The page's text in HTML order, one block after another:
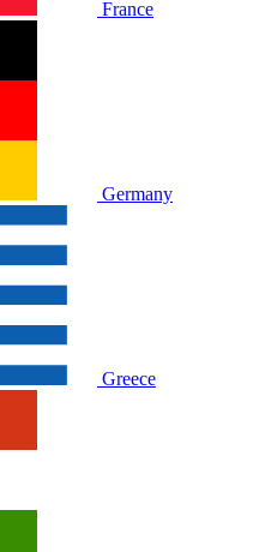
France
Germany
Greece